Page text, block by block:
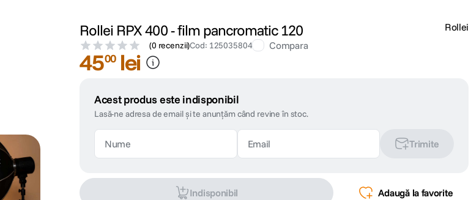
Rollei RPX 400 - film pancromatic 120
(0 recenzii)Cod: 125035804 Compara
Rollei
4500 lei
Acest produs este indisponibil
Lasă-ne adresa de email și te anunțăm când revine în stoc.
Trimite
Indisponibil Adaugă la favorite